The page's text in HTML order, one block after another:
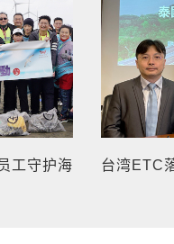
工守护海
台湾ETC